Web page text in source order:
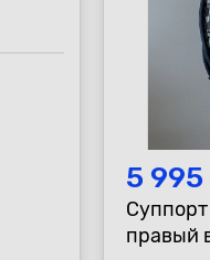
5
правый